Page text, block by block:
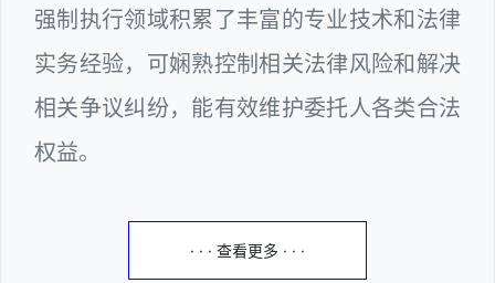
强制执行领域积累了丰富的专业技术和法律
实务经验，可娴熟控制相关法律风险和解决
相关争议纠纷，能有效维护委托人各类合法
权益。
· · · 查看更多 · · ·